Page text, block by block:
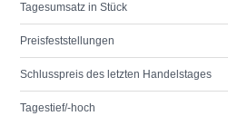
Tagesumsatz in Stück
Preisfeststellungen
Schlusspreis des letzten Handelstages
Tagestief/-hoch